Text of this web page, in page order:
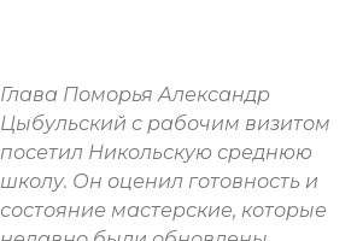
Глава Поморья Александр
Цыбульский с рабочим визитом
посетил Никольскую среднюю
школу. Он оценил готовность и
состояние мастерские, которые